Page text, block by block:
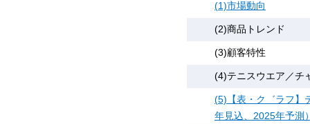
(1)市場動向
(2)商品トレンド
(3)顧客特性
(4)テニスウエア／チ
(5)【表・ク゛ラフ】
年見込、2025年予測